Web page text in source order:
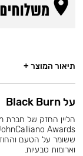
תיאור המוצר +
על Black Burn
וארומות טבעיות.